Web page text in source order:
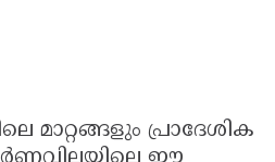
മാറ്റങ്ങളും പ്രാദേശിക